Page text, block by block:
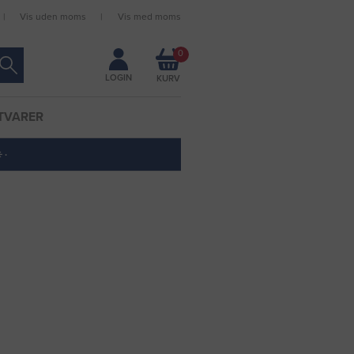
Forbliv logget ind
Vis uden moms Vis med moms
LOGIN
0